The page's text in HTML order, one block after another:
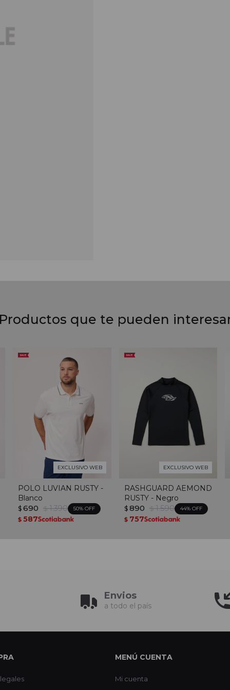
que te pueden
EXCLUSIVO WEB
POLO LUVIAN RUSTY -
Blanco
$ 690 $ 1.390 50
$ 587
EXCLUSIVO WEB
RASHGUARD AEMOND
RUSTY - Negro
$ 890 $ 1.590 44
$ 757
Envios
a todo el país
MENÚ CUENTA
Mi cuenta